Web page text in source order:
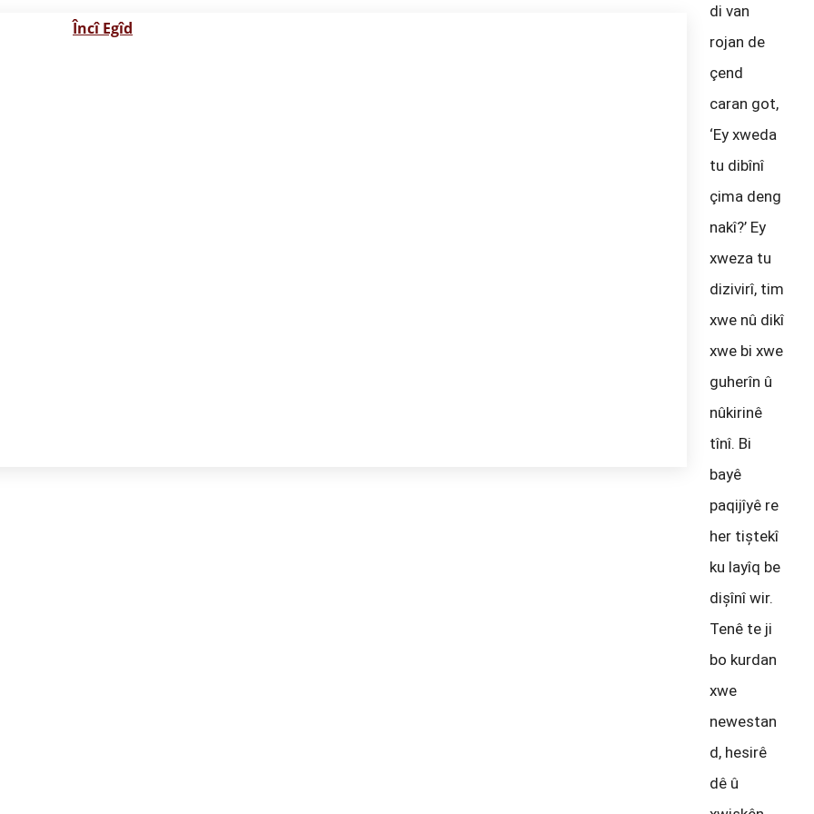
Încî Egîd
di van
rojan de
çend
caran got,
‘Ey xweda
tu dibînî
çima deng
nakî?’ Ey
xweza tu
dizivirî, tim
xwe nû dikî
xwe bi xwe
guherîn û
nûkirinê
tînî. Bi
bayê
paqijîyê re
her tiștekî
ku layîq be
dișînî wir.
Tenê te ji
bo kurdan
xwe
newestan
d, hesirê
dê û